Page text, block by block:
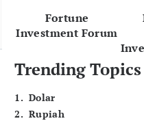
Fortune
Investment Forum
Trending Topics
1. Dolar
2. Rupiah